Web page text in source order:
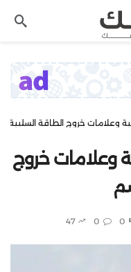
وعلامات خروج الطاقة السلبية
وعلامات خروج
0
0
47